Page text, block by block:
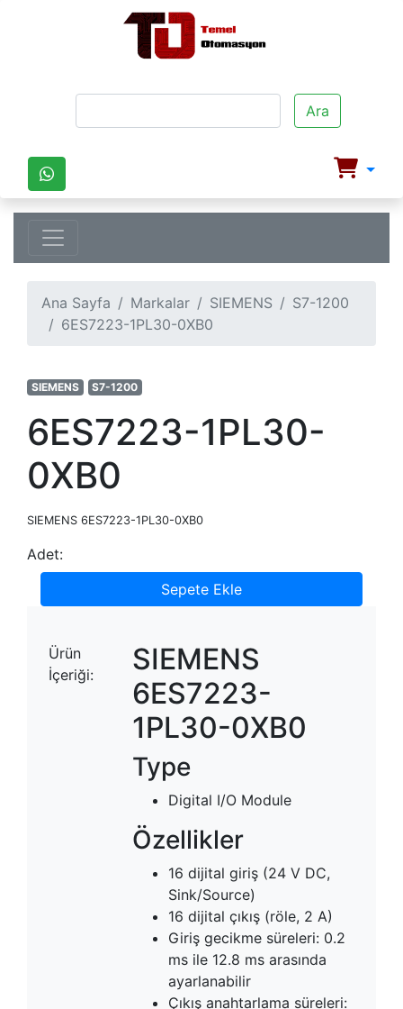
Ara
Ana Sayfa Markalar SIEMENS
S7-1200
6ES7223-1PL30-0XB0
SIEMENS S7-1200
6ES7223-1PL30-
0XB0
SIEMENS 6ES7223-1PL30-0XB0
Adet:
Sepete Ekle
Ürün
İçeriği:
SIEMENS
6ES7223-
1PL30-0XB0
Type
Digital I/O Module
Özellikler
16 dijital giriş (24 V DC,
Sink/Source)
16 dijital çıkış (röle, 2 A)
Giriş gecikme süreleri: 0.2
ms ile 12.8 ms arasında
ayarlanabilir
Çıkış anahtarlama süreleri: